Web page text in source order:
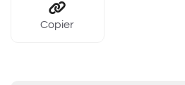
Copier